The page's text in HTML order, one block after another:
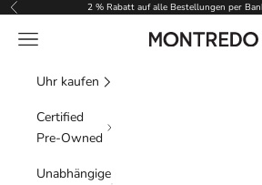
Zum Inhalt springen
Zurück 2 % Rabatt auf alle Bestellungen per
Montredo
Menü
Uhr kaufen
Certified
Pre-Owned
Unabhängige